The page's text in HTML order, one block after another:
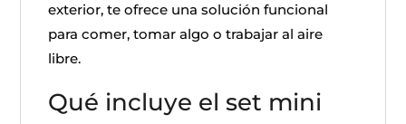
exterior, te ofrece una solución funcional
para comer, tomar algo o trabajar al aire
libre.
Qué incluye el set mini